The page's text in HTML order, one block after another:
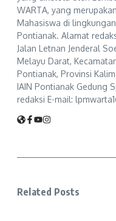
WARTA, yang
Mahasiswa di
Pontianak. Alamat
Jalan Letnan Jenderal
Melayu Darat,
Pontianak, Provinsi
IAIN Pontianak Gedung
redaksi E-mail:
Related Posts